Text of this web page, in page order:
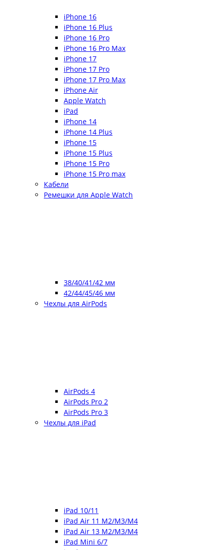
iPhone 16
iPhone 16 Plus
iPhone 16 Pro
iPhone 16 Pro Max
iPhone 17
iPhone 17 Pro
iPhone 17 Pro Max
iPhone Air
Apple Watch
iPad
iPhone 14
iPhone 14 Plus
iPhone 15
iPhone 15 Plus
iPhone 15 Pro
iPhone 15 Pro max
Кабели
Ремешки для Apple Watch
38/40/41/42 мм
42/44/45/46 мм
Чехлы для AirPods
AirPods 4
AirPods Pro 2
AirPods Pro 3
Чехлы для iPad
iPad 10/11
iPad Air 11 M2/M3/M4
iPad Air 13 M2/M3/M4
iPad Mini 6/7